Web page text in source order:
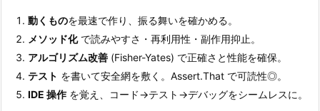
ス
行
動くものを最速で作り、振る舞いを確かめる。
メソッド化で読みやすさ・再利用性・副作用抑止。
アルゴリズム改善 (Fisher-Yates) で正確さと性能を確保。
テスト を書いて安全網を敷く。Assert.That で可読性◎。
IDE 操作 を覚え、コード→テスト→デバッグをシームレスに。